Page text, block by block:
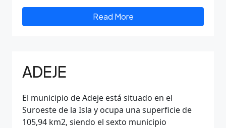
Read More
ADEJE
El municipio de Adeje está situado en el
Suroeste de la Isla y ocupa una superficie de
105,94 km2, siendo el sexto municipio